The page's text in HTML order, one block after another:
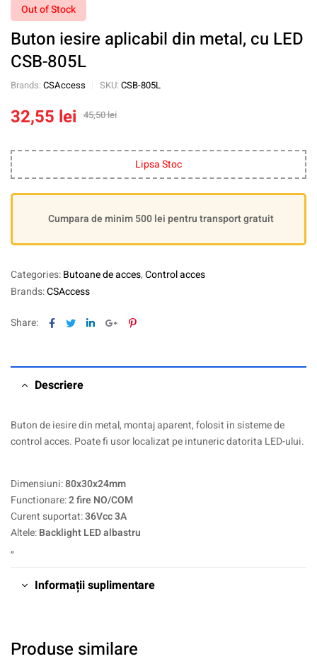
Out of Stock
Buton iesire aplicabil din metal, cu LED
CSB-805L
Brands: CSAccess SKU: CSB-805L
45,50lei
32,55 lei
Lipsa Stoc
Cumpara de minim 500 lei pentru transport gratuit
Categories:Butoane de acces,Control acces
Brands:CSAccess
Share: Facebook
TwitterLinkedinGoogle+Pinterest
Descriere
Buton de iesire din metal, montaj aparent, folosit in sisteme de
control acces. Poate fi usor localizat pe intuneric datorita LED-ului.
Dimensiuni:80x30x24mm
Functionare:2 fire NO/COM
Curent suportat:36Vcc 3A
Altele:Backlight LED albastru
„
Informații suplimentare
Produse similare